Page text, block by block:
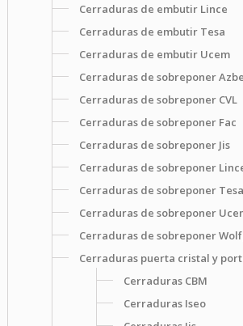
Cerraduras de embutir Lince
Cerraduras de embutir Tesa
Cerraduras de embutir Ucem
Cerraduras de sobreponer Azbe
Cerraduras de sobreponer CVL
Cerraduras de sobreponer Fac
Cerraduras de sobreponer Jis
Cerraduras de sobreponer
Cerraduras de sobreponer Tesa
Cerraduras de sobreponer
Cerraduras de sobreponer
Cerraduras puerta cristal y
Cerraduras CBM
Cerraduras Iseo